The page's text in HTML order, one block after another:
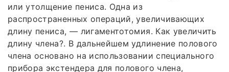
или утолщение пениса. Одна из
распространенных операций, увеличивающих
длину пениса, — лигаментотомия. Как увеличить
длину члена?. В дальнейшем удлинение полового
члена основано на использовании специального
прибора экстендера для полового члена,